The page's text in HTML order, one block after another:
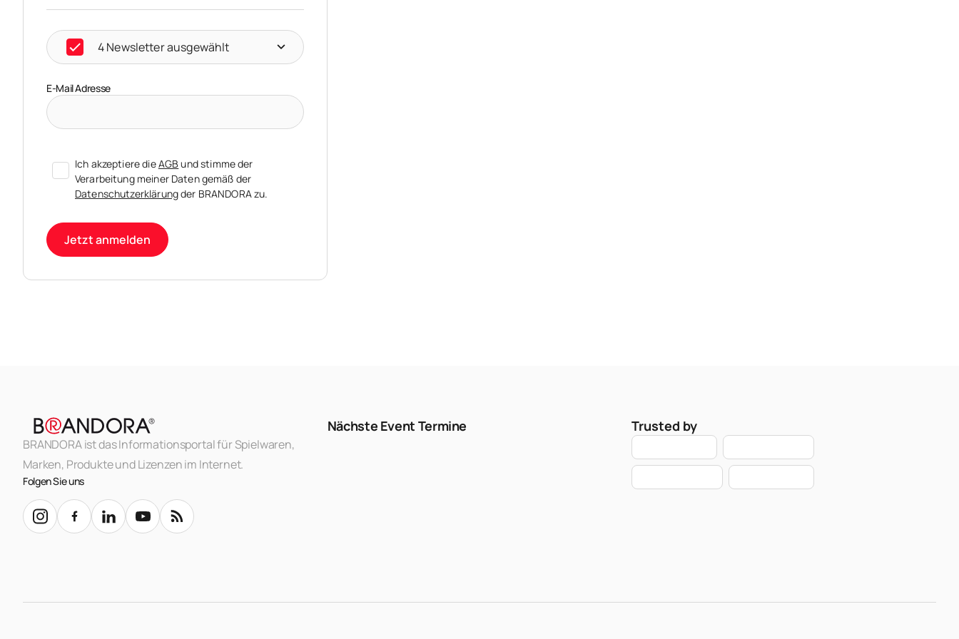
4 Newsletter ausgewählt
E-Mail Adresse
Ich akzeptiere dieAGBund stimme der
Verarbeitung meiner Daten gemäß der
Datenschutzerklärungder BRANDORA zu.
Jetzt anmelden
BRANDORA ist das Informationsportal für Spielwaren,
Marken, Produkte und Lizenzen im Internet.
Folgen Sie uns
Nächste Event Termine Trusted by